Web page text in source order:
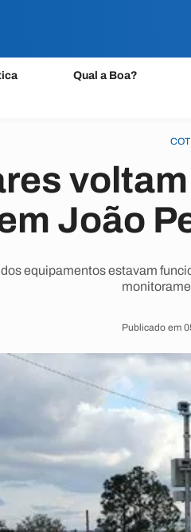
Qual a Boa?
João
equipamentos estavam
Publicado em